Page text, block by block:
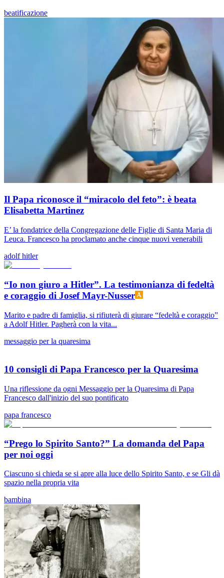
beatificazione
Il Papa riconosce il “miracolo del feto”: è beata
Elisabetta Martinez
E’ la fondatrice della Congregazione delle Figlie di Santa Maria di
Leuca. Francesco ha proclamato anche cinque nuovi venerabili
adolf hitler
“Io non giuro a Hitler”. La testimonianza di fedeltà
e coraggio di Josef Mayr-Nusser
Marito e padre di famiglia, si rifiuterà di giurare “fedeltà e coraggio”
a Adolf Hitler. Pagherà con la vita...
messaggio per la quaresima
10 consigli di Papa Francesco per la Quaresima
Una riflessione da ogni Messaggio per la Quaresima di Papa
Francesco dall'inizio del suo pontificato
papa francesco
“Prego lo Spirito Santo?” La domanda del Papa
per noi oggi
Ciascuno si chieda se si apre alla luce dello Spirito Santo, e se Gli dà
spazio nella propria vita
bambina